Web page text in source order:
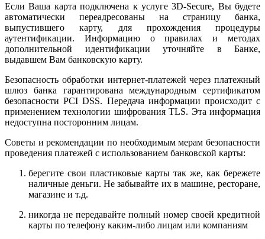
Если Ваша карта подключена к услуге 3D-Secure, Вы будете
автоматически переадресованы на страницу банка,
выпустившего карту, для прохождения процедуры
аутентификации. Информацию о правилах и методах
дополнительной идентификации уточняйте в Банке,
выдавшем Вам банковскую карту.
Безопасность обработки интернет-платежей через платежный
шлюз банка гарантирована международным сертификатом
безопасности PCI DSS. Передача информации происходит с
применением технологии шифрования TLS. Эта информация
недоступна посторонним лицам.
Советы и рекомендации по необходимым мерам безопасности
проведения платежей с использованием банковской карты:
берегите свои пластиковые карты так же, как бережете
наличные деньги. Не забывайте их в машине, ресторане,
магазине и т.д.
никогда не передавайте полный номер своей кредитной
карты по телефону каким-либо лицам или компаниям